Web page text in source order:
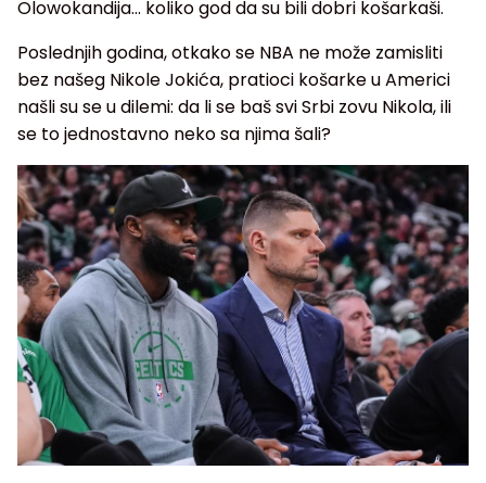
Olowokandija... koliko god da su bili dobri košarkaši.
Poslednjih godina, otkako se NBA ne može zamisliti
bez našeg Nikole Jokića, pratioci košarke u Americi
našli su se u dilemi: da li se baš svi Srbi zovu Nikola, ili
se to jednostavno neko sa njima šali?